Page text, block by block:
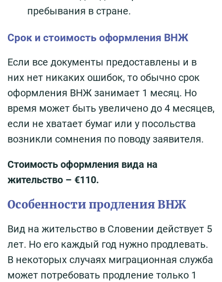
пребывания в стране.
Срок и стоимость оформления ВНЖ
Если все документы предоставлены и в
них нет никаких ошибок, то обычно срок
оформления ВНЖ занимает 1 месяц. Но
время может быть увеличено до 4 месяцев,
если не хватает бумаг или у посольства
возникли сомнения по поводу заявителя.
Стоимость оформления вида на
жительство – €110.
Особенности продления ВНЖ
Вид на жительство в Словении действует 5
лет. Но его каждый год нужно продлевать.
В некоторых случаях миграционная служба
может потребовать продление только 1